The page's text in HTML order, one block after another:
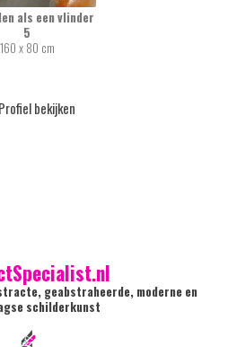
als een vlinder
5
160 x 80 cm
Profiel bekijken
geabstraheerde, moderne en
schilderkunst